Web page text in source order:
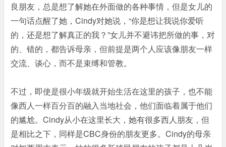
良朋友，总是想了解她在外面做的各种事情，但是女儿的
一句话点醒了她，Cindy对她说，“你是想让我说你爱听
的，还是想了解真正的我？”女儿并不避讳把所做的事，对
的、错的，都告诉母亲，但前提是两个人应该像朋友一样
交流、谈心，而不是束缚和管教。
不过，即使是很小年级就开始生活在这里的孩子，也不能
像西人一样百分百的融入当地社会，他们面临着属于他们
的尴尬。Cindy从小在这里长大，她有很多西人朋友，但
是相比之下，同样是CBC身份的朋友更多。Cindy的母亲